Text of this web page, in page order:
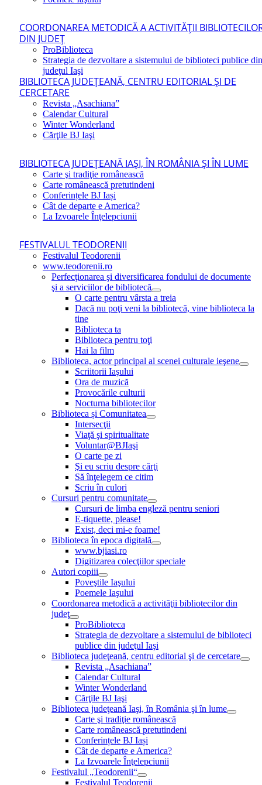
COORDONAREA METODICĂ A ACTIVITĂŢII
DIN JUDEŢ
ProBiblioteca
Strategia de dezvoltare a sistemului de biblioteci publice din
judeţul Iaşi
BIBLIOTECA JUDEŢEANĂ, CENTRU EDITORIAL ŞI DE
CERCETARE
Revista „Asachiana”
Calendar Cultural
Winter Wonderland
Cărţile BJ Iaşi
BIBLIOTECA JUDEŢEANĂ IAŞI, ÎN ROMÂNIA ŞI ÎN LUME
Carte şi tradiţie românească
Carte românească pretutindeni
Conferințele BJ Iași
Cât de departe e America?
La Izvoarele Înţelepciunii
FESTIVALUL TEODORENII
Festivalul Teodorenii
www.teodorenii.ro
Perfecţionarea şi diversificarea fondului de documente
şi a serviciilor de bibliotecă
O carte pentru vârsta a treia
Dacă nu poţi veni la bibliotecă, vine biblioteca la
tine
Biblioteca ta
Biblioteca pentru toţi
Hai la film
Biblioteca, actor principal al scenei culturale ieşene
Scriitorii Iaşului
Ora de muzică
Provocările culturii
Nocturna bibliotecilor
Biblioteca și Comunitatea
Intersecţii
Viaţă şi spiritualitate
Voluntar@BJIaşi
O carte pe zi
Şi eu scriu despre cărţi
Să înţelegem ce citim
Scriu în culori
Cursuri pentru comunitate
Cursuri de limba engleză pentru seniori
E-tiquette, please!
Exist, deci mi-e foame!
Biblioteca în epoca digitală
www.bjiasi.ro
Digitizarea colecţiilor speciale
Autori copiii
Poveştile Iaşului
Poemele Iaşului
Coordonarea metodică a activităţii bibliotecilor din
judeţ
ProBiblioteca
Strategia de dezvoltare a sistemului de biblioteci
publice din judeţul Iaşi
Biblioteca judeţeană, centru editorial şi de cercetare
Revista „Asachiana”
Calendar Cultural
Winter Wonderland
Cărţile BJ Iaşi
Biblioteca judeţeană Iaşi, în România şi în lume
Carte şi tradiţie românească
Carte românească pretutindeni
Conferințele BJ Iași
Cât de departe e America?
La Izvoarele Înţelepciunii
Festivalul „Teodorenii“
Festivalul Teodorenii